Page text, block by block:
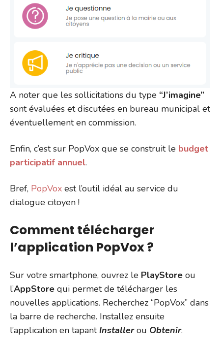
A noter que les sollicitations du type “J’imagine”
sont évaluées et discutées en bureau municipal et
éventuellement en commission.
Enfin, c’est sur PopVox que se construit le budget
participatif annuel.
Bref, PopVox est l’outil idéal au service du
dialogue citoyen !
Comment télécharger
l’application PopVox ?
Sur votre smartphone, ouvrez le PlayStore ou
l’AppStore qui permet de télécharger les
nouvelles applications. Recherchez “PopVox” dans
la barre de recherche. Installez ensuite
l’application en tapant Installerou Obtenir.